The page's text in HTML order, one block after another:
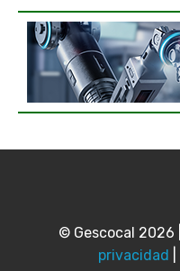
© Gescocal 2026 |
privacidad